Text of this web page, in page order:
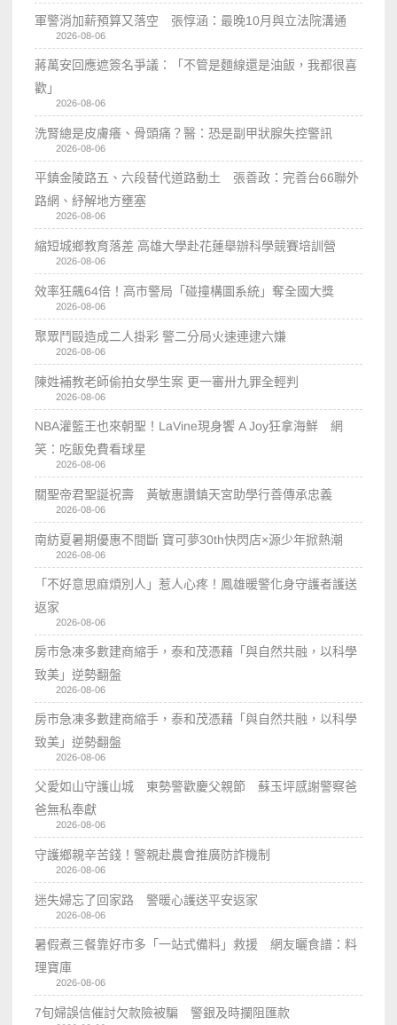
軍警消加薪預算又落空 張惇涵：最晚10月與立法院溝通
2026-08-06
蔣萬安回應遮簽名爭議：「不管是麵線還是油飯，我都很喜
歡」
2026-08-06
洗腎總是皮膚癢、骨頭痛？醫：恐是副甲狀腺失控警訊
2026-08-06
平鎮金陵路五、六段替代道路動土 張善政：完善台66聯外
路網、紓解地方壅塞
2026-08-06
縮短城鄉教育落差 高雄大學赴花蓮舉辦科學競賽培訓營
2026-08-06
效率狂飆64倍！高市警局「碰撞構圖系統」奪全國大獎
2026-08-06
聚眾鬥毆造成二人掛彩 警二分局火速連逮六嫌
2026-08-06
陳姓補教老師偷拍女學生案 更一審卅九罪全輕判
2026-08-06
NBA灌籃王也來朝聖！LaVine現身饗 A Joy狂拿海鮮 網
笑：吃飯免費看球星
2026-08-06
關聖帝君聖誕祝壽 黃敏惠讚鎮天宮助學行善傳承忠義
2026-08-06
南紡夏暑期優惠不間斷 寶可夢30th快閃店×源少年掀熱潮
2026-08-06
「不好意思麻煩別人」惹人心疼！鳳雄暖警化身守護者護送
返家
2026-08-06
房市急凍多數建商縮手，泰和茂憑藉「與自然共融，以科學
致美」逆勢翻盤
2026-08-06
房市急凍多數建商縮手，泰和茂憑藉「與自然共融，以科學
致美」逆勢翻盤
2026-08-06
父愛如山守護山城 東勢警歡慶父親節 蘇玉坪感謝警察爸
爸無私奉獻
2026-08-06
守護鄉親辛苦錢！警親赴農會推廣防詐機制
2026-08-06
迷失婦忘了回家路 警暖心護送平安返家
2026-08-06
暑假煮三餐靠好市多「一站式備料」救援 網友曬食譜：料
理寶庫
2026-08-06
7旬婦誤信催討欠款險被騙 警銀及時攔阻匯款